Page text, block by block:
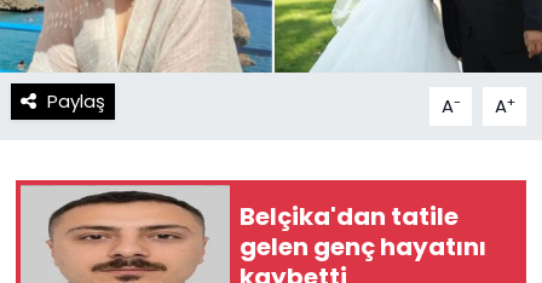
Paylaş A- A+
Belçika'dan tatile
gelen genç hayatını